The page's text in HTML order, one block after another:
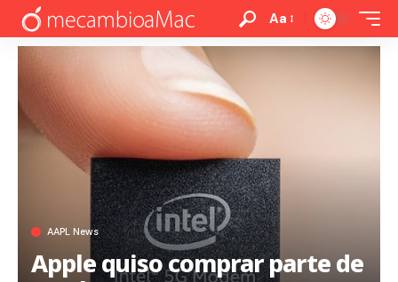
Aa
AAPL News
Apple quiso comprar parte de